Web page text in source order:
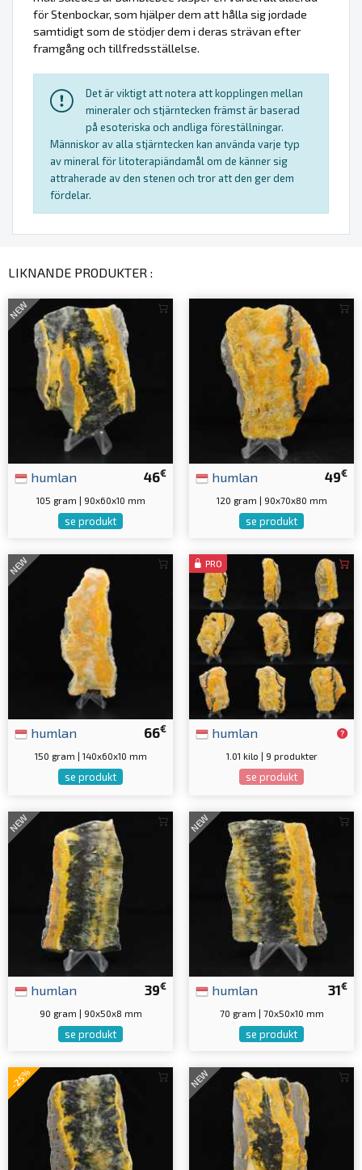
för Stenbockar, som hjälper dem att hålla sig jordade
samtidigt som de stödjer dem i deras strävan efter
framgång och tillfredsställelse.
Det är viktigt att notera att kopplingen mellan
mineraler och stjärntecken främst är baserad
på esoteriska och andliga föreställningar.
Människor av alla stjärntecken kan använda varje typ
av mineral för litoterapiändamål om de känner sig
attraherade av den stenen och tror att den ger dem
fördelar.
LIKNANDE PRODUKTER :
NEW
46€
humlan
105 gram | 90x60x10 mm
se produkt
49€
humlan
120 gram | 90x70x80 mm
se produkt
NEW
66€
humlan
150 gram | 140x60x10 mm
se produkt
PRO
humlan
1.01 kilo | 9 produkter
se produkt
NEW
39€
humlan
90 gram | 90x50x8 mm
se produkt
NEW
31€
humlan
70 gram | 70x50x10 mm
se produkt
-25% NEW